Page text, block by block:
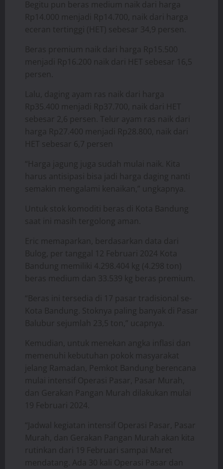
Begitu pun beras medium naik dari harga
Rp14.000 menjadi Rp14.700, naik dari harga
eceran tertinggi (HET) sebesar 34,9 persen.
Beras premium naik dari harga Rp15.500
menjadi Rp16.200 naik dari HET sebesar 16,5
persen.
Lalu, daging ayam ras naik dari harga
Rp35.400 menjadi Rp37.700, naik dari HET
sebesar 2,6 persen. Telur ayam ras naik dari
harga Rp27.400 menjadi Rp28.800, naik dari
HET sebesar 6,7 persen
“Harga jagung juga sudah mulai naik. Kita
harus antisipasi bisa jadi harga daging nanti
semakin mengalami kenaikan,” ungkapnya.
Untuk stok komoditi beras di Kota Bandung
saat ini masih tergolong aman.
Eric memaparkan, berdasarkan data dari
Bulog, per tanggal 12 Februari 2024 Kota
Bandung memiliki 4.298.404 kg (4.298 ton)
beras medium dan 33.539 kg beras premium.
“Beras ini tersedia di 17 pasar tradisional se-
Kota Bandung. Stoknya paling banyak di Pasar
Balubur sejumlah 23,5 ton,” ucapnya.
Kemudian, untuk menekan angka inflasi dan
memenuhi kebutuhan pokok masyarakat
jelang Ramadan, Pemkot Bandung berencana
mulai intensif Operasi Pasar, Pasar Murah,
dan Gerakan Pangan Murah dilakukan mulai
19 Februari 2024.
“Jadwal kegiatan intensif Operasi Pasar, Pasar
Murah, dan Gerakan Pangan Murah akan kita
rutinkan dari 19 Februari sampai Maret
mendatang. Ada 30 kali Operasi Pasar dan